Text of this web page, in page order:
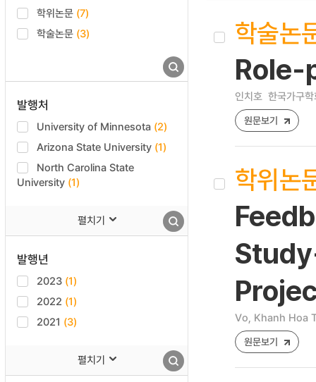
학위논문 (7)
학술논문 (3)
발행처
University of Minnesota (2)
Arizona State University (1)
North Carolina State
University (1)
펼치기
발행년
2023 (1)
2022 (1)
2021 (3)
펼치기
학술논
Role-
인치호 한국가구
원문보기
학위논
Vo, Khanh Hoa
원문보기